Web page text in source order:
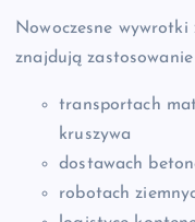
Nowoczesne
znajdują zastosowanie
transportach
kruszywa
dostawach
robotach